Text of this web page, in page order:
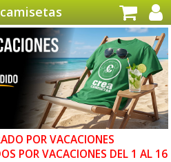
POR VACACIONES
POR VACACIONES DEL 1 AL 16